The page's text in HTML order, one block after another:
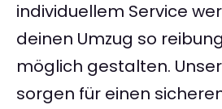
individuellem Service
deinen Umzug so
möglich gestalten.
sorgen für einen